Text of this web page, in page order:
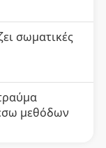
σωματικές
μεθόδων